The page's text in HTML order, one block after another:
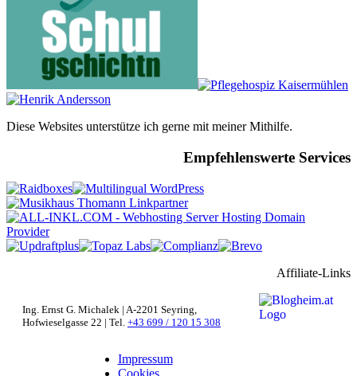
Diese Websites unterstütze ich gerne mit meiner Mithilfe.
Empfehlenswerte Services
Affiliate-Links
Ing. Ernst G. Michalek | A-2201 Seyring,
Hofwieselgasse 22 | Tel. +43 699 / 120 15 308
Impressum
Cookies